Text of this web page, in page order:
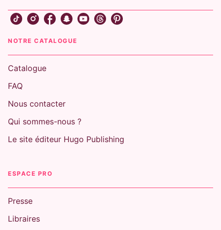
NOTRE CATALOGUE
Catalogue
FAQ
Nous contacter
Qui sommes-nous ?
Le site éditeur Hugo Publishing
ESPACE PRO
Presse
Libraires